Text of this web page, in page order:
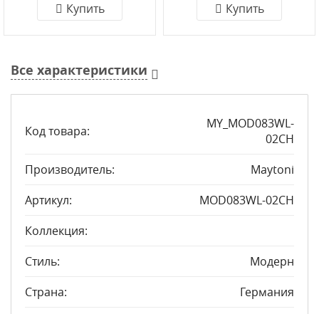
Купить Купить
Все характеристики
Код товара:
MY_MOD083WL-
02CH
Производитель:
Maytoni
Артикул:
MOD083WL-02CH
Коллекция:
Стиль:
Модерн
Страна:
Германия